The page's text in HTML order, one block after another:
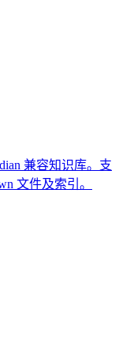
兼容知识库。支
文件及索引。